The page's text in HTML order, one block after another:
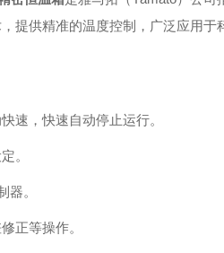
提供精准的温度控制，广泛应用于
速，快速自动停止运行。
。
器。
正等操作。